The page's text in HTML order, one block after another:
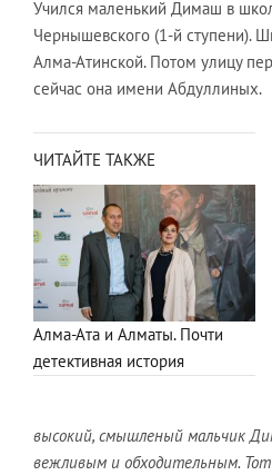
Учился маленький Димаш в
Чернышевского (1-й ступени).
Алма-Атинской. Потом улицу
сейчас она имени Абдуллиных.
ЧИТАЙТЕ ТАКЖЕ
Алма-Ата и Алматы. Почти
детективная история
высокий, смышленый мальчик
вежливым и обходительным.